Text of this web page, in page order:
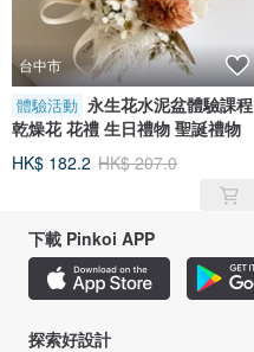
台中市
體驗活動 永生花水泥盆體驗課程
乾燥花 花禮 生日禮物 聖誕禮物
HK$ 182.2 HK$ 207.0
下載 Pinkoi APP
探索好設計